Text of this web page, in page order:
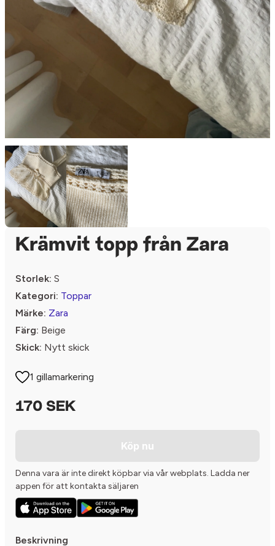
Krämvit topp från Zara
Storlek: S
Kategori: Toppar
Märke: Zara
Färg: Beige
Skick: Nytt skick
1 gillamarkering
170 SEK
Köp nu
Denna vara är inte direkt köpbar via vår webplats. Ladda ner
appen för att kontakta säljaren
Beskrivning